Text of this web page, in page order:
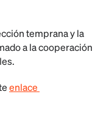
temprana y la
a la cooperación
enlace